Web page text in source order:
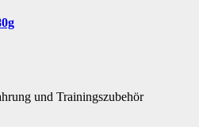
und Trainingszubehör